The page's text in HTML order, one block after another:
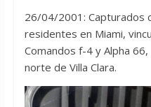
26/04/2001: Capturados
residentes en Miami,
Comandos f-4 y Alpha
norte de Villa Clara.